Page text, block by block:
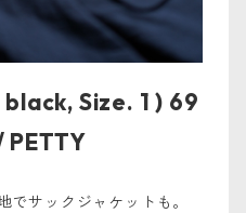
Size. 1 ) 69
でサックジャケットも。